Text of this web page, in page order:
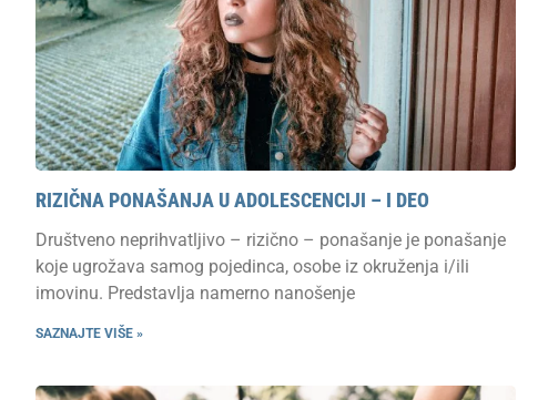
RIZIČNA PONAŠANJA U ADOLESCENCIJI – I DEO
Društveno neprihvatljivo – rizično – ponašanje je ponašanje
koje ugrožava samog pojedinca, osobe iz okruženja i/ili
imovinu. Predstavlja namerno nanošenje
SAZNAJTE VIŠE »